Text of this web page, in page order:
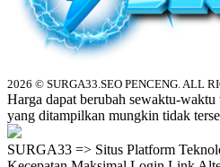
2026 © SURGA33.SEO PENCENG. ALL
Harga dapat berubah sewaktu-
yang ditampilkan mungkin tidak
SURGA33 => Situs Platform